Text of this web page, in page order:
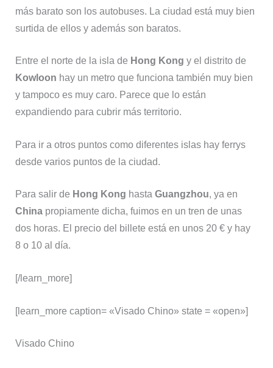
más barato son los autobuses. La ciudad está muy bien
surtida de ellos y además son baratos.
Entre el norte de la isla de Hong Kong y el distrito de
Kowloon hay un metro que funciona también muy bien
y tampoco es muy caro. Parece que lo están
expandiendo para cubrir más territorio.
Para ir a otros puntos como diferentes islas hay ferrys
desde varios puntos de la ciudad.
Para salir de Hong Kong hasta Guangzhou, ya en
Chinapropiamente dicha, fuimos en un tren de unas
dos horas. El precio del billete está en unos 20 € y hay
8 o 10 al día.
[/learn_more]
[learn_more caption= «Visado Chino» state = «open»]
Visado Chino